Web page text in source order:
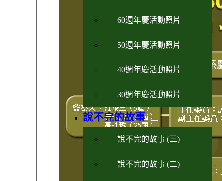
60週年慶活動照片
50週年慶活動照片
40週年慶活動照片
30週年慶活動照片
說不完的故事
說不完的故事 (三)
說不完的故事 (二)